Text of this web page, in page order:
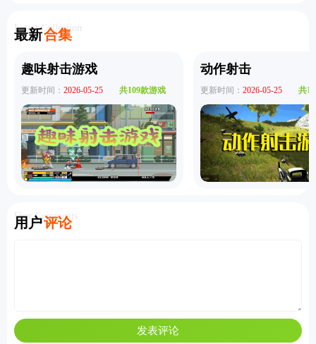
最新合集
Latest Collection
趣味射击游戏
更新时间： 2026-05-25 共109款游戏
动作射击
更新时间： 2026-05-25 共
用户评论
User Comments